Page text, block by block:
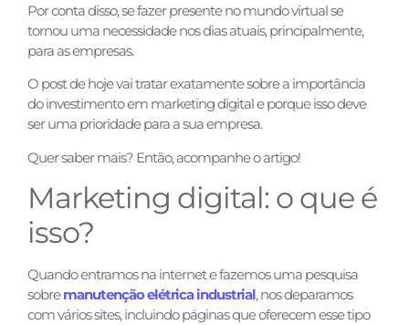
Por conta disso, se fazer presente no mundo virtual se
tornou uma necessidade nos dias atuais, principalmente,
para as empresas.
O post de hoje vai tratar exatamente sobre a importância
do investimento em marketing digital e porque isso deve
ser uma prioridade para a sua empresa.
Quer saber mais? Então, acompanhe o artigo!
Marketing digital: o que é
isso?
Quando entramos na internet e fazemos uma pesquisa
sobremanutenção elétrica industrial, nos deparamos
com vários sites, incluindo páginas que oferecem esse tipo